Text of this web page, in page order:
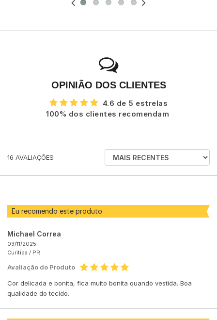
OPINIÃO DOS CLIENTES
4.6 de 5 estrelas
100% dos clientes recomendam
16 AVALIAÇÕES
ORDENAR
AVALIAÇÕES
Eu recomendo este produto
Michael Correa
03/11/2025
Curitiba / PR
Avaliação do Produto
Cor delicada e bonita, fica muito bonita quando vestida. Boa
qualidade do tecido.